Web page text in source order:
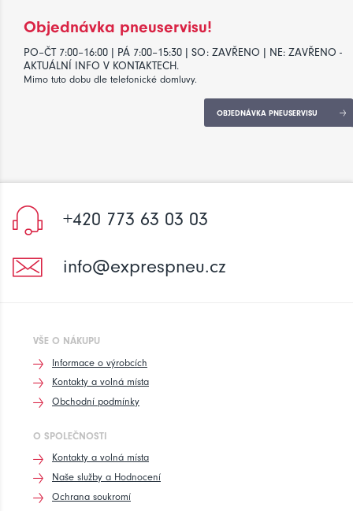
Objednávka pneuservisu!
PO–ČT 7:00–16:00 | PÁ 7:00–15:30 | SO: ZAVŘENO | NE: ZAVŘENO -
AKTUÁLNÍ INFO V KONTAKTECH.
Mimo tuto dobu dle telefonické domluvy.
OBJEDNÁVKA PNEUSERVISU
+420 773 63 03 03
info@exprespneu.cz
VŠE O NÁKUPU
Informace o výrobcích
Kontakty a volná místa
Obchodní podmínky
O SPOLEČNOSTI
Kontakty a volná místa
Naše služby a Hodnocení
Ochrana soukromí